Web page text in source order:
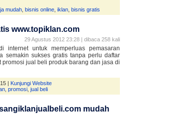
mudah bisnis online iklan bisnis gratis
www.topiklan.com
29 Agustus 2012 23:28 | dibaca 258 kali
internet untuk memperluas pemasaran
semakin sukses gratis tanpa perlu daftar
promosi jual beli produk barang dan jasa di
| Kunjungi Website
promosi jual beli
mudah